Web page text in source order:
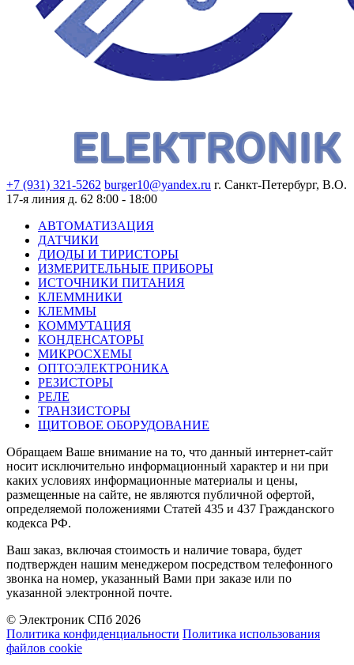
+7 (931) 321-5262 burger10@yandex.ru г. Санкт-Петербург, В.О.
17-я линия д. 62 8:00 - 18:00
АВТОМАТИЗАЦИЯ
ДАТЧИКИ
ДИОДЫ И ТИРИСТОРЫ
ИЗМЕРИТЕЛЬНЫЕ ПРИБОРЫ
ИСТОЧНИКИ ПИТАНИЯ
КЛЕММНИКИ
КЛЕММЫ
КОММУТАЦИЯ
КОНДЕНСАТОРЫ
МИКРОСХЕМЫ
ОПТОЭЛЕКТРОНИКА
РЕЗИСТОРЫ
РЕЛЕ
ТРАНЗИСТОРЫ
ЩИТОВОЕ ОБОРУДОВАНИЕ
Обращаем Ваше внимание на то, что данный интернет-сайт
носит исключительно информационный характер и ни при
каких условиях информационные материалы и цены,
размещенные на сайте, не являются публичной офертой,
определяемой положениями Статей 435 и 437 Гражданского
кодекса РФ.
Ваш заказ, включая стоимость и наличие товара, будет
подтвержден нашим менеджером посредством телефонного
звонка на номер, указанный Вами при заказе или по
указанной электронной почте.
© Электроник СПб 2026
Политика конфиденциальности Политика использования
файлов cookie